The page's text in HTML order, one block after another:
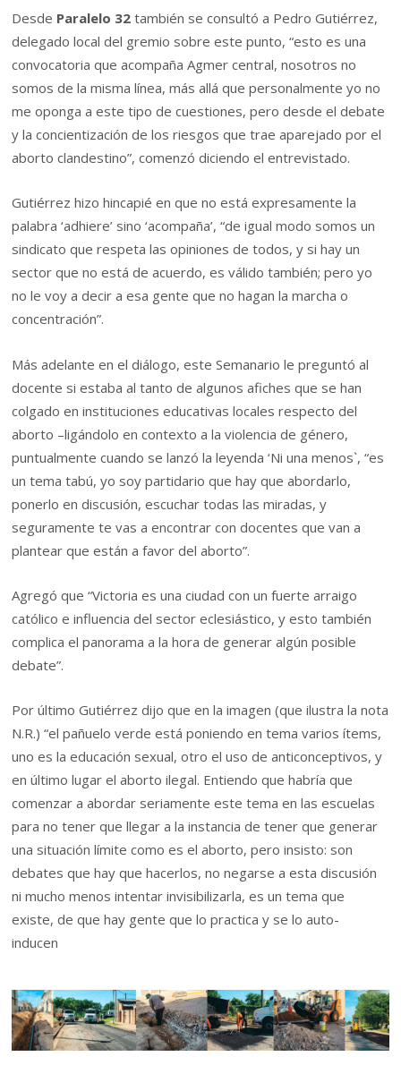
Desde Paralelo 32 también se consultó a Pedro Gutiérrez,
delegado local del gremio sobre este punto, “esto es una
convocatoria que acompaña Agmer central, nosotros no
somos de la misma línea, más allá que personalmente yo no
me oponga a este tipo de cuestiones, pero desde el debate
y la concientización de los riesgos que trae aparejado por el
aborto clandestino”, comenzó diciendo el entrevistado.
Gutiérrez hizo hincapié en que no está expresamente la
palabra ‘adhiere’ sino ‘acompaña’, “de igual modo somos un
sindicato que respeta las opiniones de todos, y si hay un
sector que no está de acuerdo, es válido también; pero yo
no le voy a decir a esa gente que no hagan la marcha o
concentración”.
Más adelante en el diálogo, este Semanario le preguntó al
docente si estaba al tanto de algunos afiches que se han
colgado en instituciones educativas locales respecto del
aborto –ligándolo en contexto a la violencia de género,
puntualmente cuando se lanzó la leyenda ‘Ni una menos`, “es
un tema tabú, yo soy partidario que hay que abordarlo,
ponerlo en discusión, escuchar todas las miradas, y
seguramente te vas a encontrar con docentes que van a
plantear que están a favor del aborto”.
Agregó que “Victoria es una ciudad con un fuerte arraigo
católico e influencia del sector eclesiástico, y esto también
complica el panorama a la hora de generar algún posible
debate”.
Por último Gutiérrez dijo que en la imagen (que ilustra la nota
N.R.) “el pañuelo verde está poniendo en tema varios ítems,
uno es la educación sexual, otro el uso de anticonceptivos, y
en último lugar el aborto ilegal. Entiendo que habría que
comenzar a abordar seriamente este tema en las escuelas
para no tener que llegar a la instancia de tener que generar
una situación límite como es el aborto, pero insisto: son
debates que hay que hacerlos, no negarse a esta discusión
ni mucho menos intentar invisibilizarla, es un tema que
existe, de que hay gente que lo practica y se lo auto-
inducen